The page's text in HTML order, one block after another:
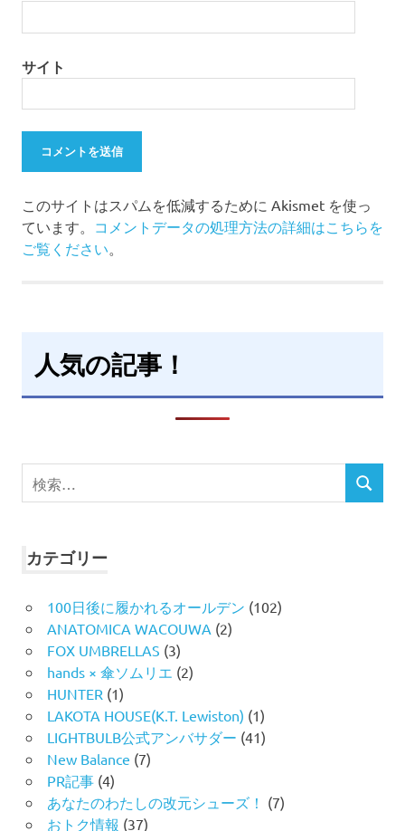
サイト
このサイトはスパムを低減するために Akismet を使っ
ています。 コメントデータの処理方法の詳細はこちらを
ご覧ください。
人気の記事！
検
索
検
カテゴリー
100日後に履かれるオールデン (102)
ANATOMICA WACOUWA (2)
FOX UMBRELLAS (3)
hands × 傘ソムリエ (2)
HUNTER (1)
LAKOTA HOUSE(K.T. Lewiston) (1)
LIGHTBULB公式アンバサダー (41)
New Balance (7)
PR記事(4)
あなたのわたしの改元シューズ！ (7)
おトク情報 (37)